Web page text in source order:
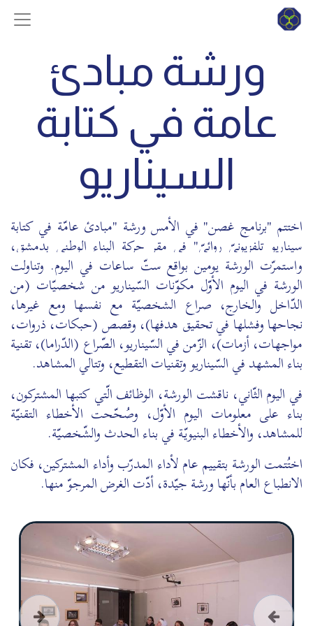
ورشة مبادئ
عامة في كتابة
السيناريو
اختتم "برنامج غصن" في الأمس ورشة "مبادئ عامّة في كتابة
سيناريو تلفزيونيّ روائيّ" في مقر حركة البناء الوطني بدمشق،
واستمرّت الورشة يومين بواقع ستّ ساعات في اليوم. وتناولت
الورشة في اليوم الأوّل مكوّنات السّيناريو من شخصيّات (من
الدّاخل والخارج، صراع الشخصيّة مع نفسها ومع غيرها،
نجاحها وفشلها في تحقيق هدفها)، وقصص (حبكات، ذروات،
مواجهات، أزمات)، الزّمن في السّيناريو، الصّراع (الدّراما)، تقنية
بناء المشهد في السّيناريو وتقنيات التقطيع، وتتالي المشاهد.
في اليوم الثّاني، ناقشت الورشة، الوظائف الّتي كتبها المشتركون،
بناء على معلومات اليوم الأوّل، وصُحّحت الأخطاء التقنيّة
للمشاهد، والأخطاء البنيويّة في بناء الحدث والشّخصيّة.
اختُتمت الورشة بتقييم عام لأداء المدرّب وأداء المشتركين، فكان
الانطباع العام بأنّها ورشة جيّدة، أدّت الغرض المرجوّ منها.
السابق التالي